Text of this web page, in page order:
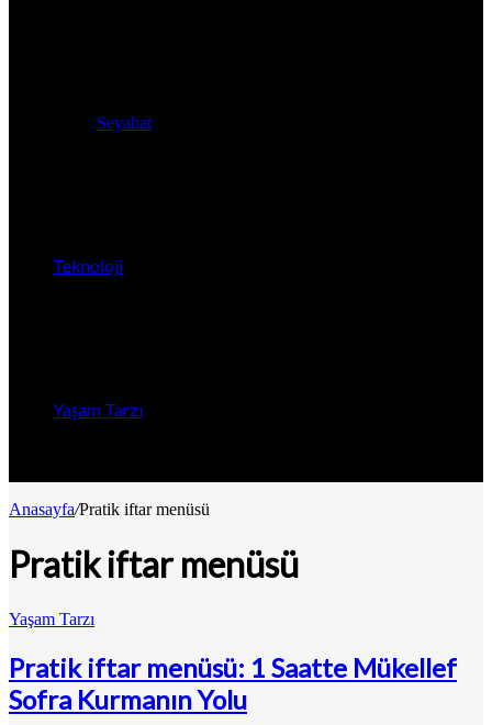
Seyahat
Teknoloji
Yaşam Tarzı
Anasayfa/Pratik iftar menüsü
Pratik iftar menüsü
Yaşam Tarzı
Pratik iftar menüsü: 1 Saatte Mükellef
Sofra Kurmanın Yolu